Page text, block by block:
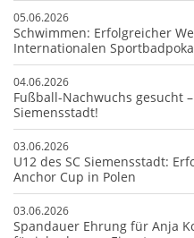
05.06.2026
Schwimmen: Erfolgreicher
Internationalen
04.06.2026
Fußball-Nachwuchs gesucht
Siemensstadt!
03.06.2026
U12 des SC Siemensstadt:
Anchor Cup in Polen
03.06.2026
Spandauer Ehrung für Anja